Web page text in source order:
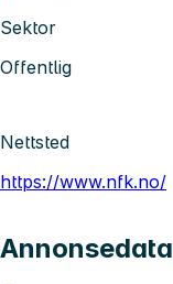
Sektor
Offentlig
Nettsted
https://www.nfk.no/
Annonsedata